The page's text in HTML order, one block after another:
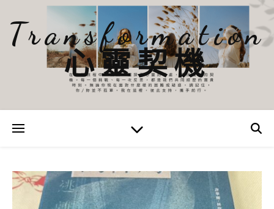
Transformation
心靈契機